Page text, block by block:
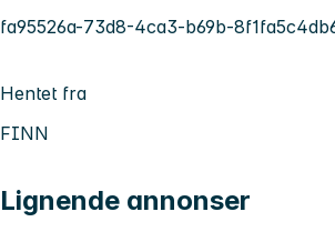
fa95526a-73d8-4ca3-b69b-
Hentet fra
FINN
Lignende annonser